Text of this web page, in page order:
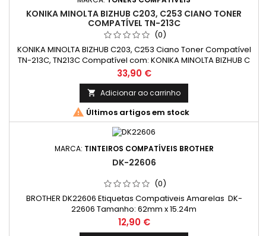
KONIKA MINOLTA BIZHUB C203, C253 CIANO TONER
COMPATÍVEL TN-213C
(0)
KONIKA MINOLTA BIZHUB C203, C253 Ciano Toner Compatível
TN-213C, TN213C Compatível com: KONIKA MINOLTA BIZHUB C
203, C 253
Preço
33,90 €
 Adicionar ao carrinho
 Últimos artigos em stock
MARCA: TINTEIROS COMPATÍVEIS BROTHER
DK-22606
(0)
BROTHER DK22606 Etiquetas Compativeis Amarelas DK-
22606 Tamanho: 62mm x 15.24m
Preço
12,90 €